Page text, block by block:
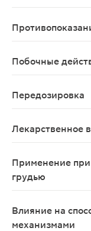
Побочные
Передозировка
Лекарственное
Применение
грудью
Влияние на
механизмами